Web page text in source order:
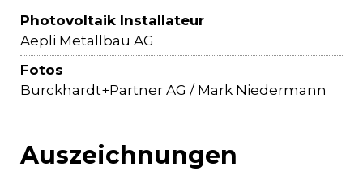
Photovoltaik Installateur
Aepli Metallbau AG
Fotos
Burckhardt+Partner AG / Mark Niedermann
Auszeichnungen